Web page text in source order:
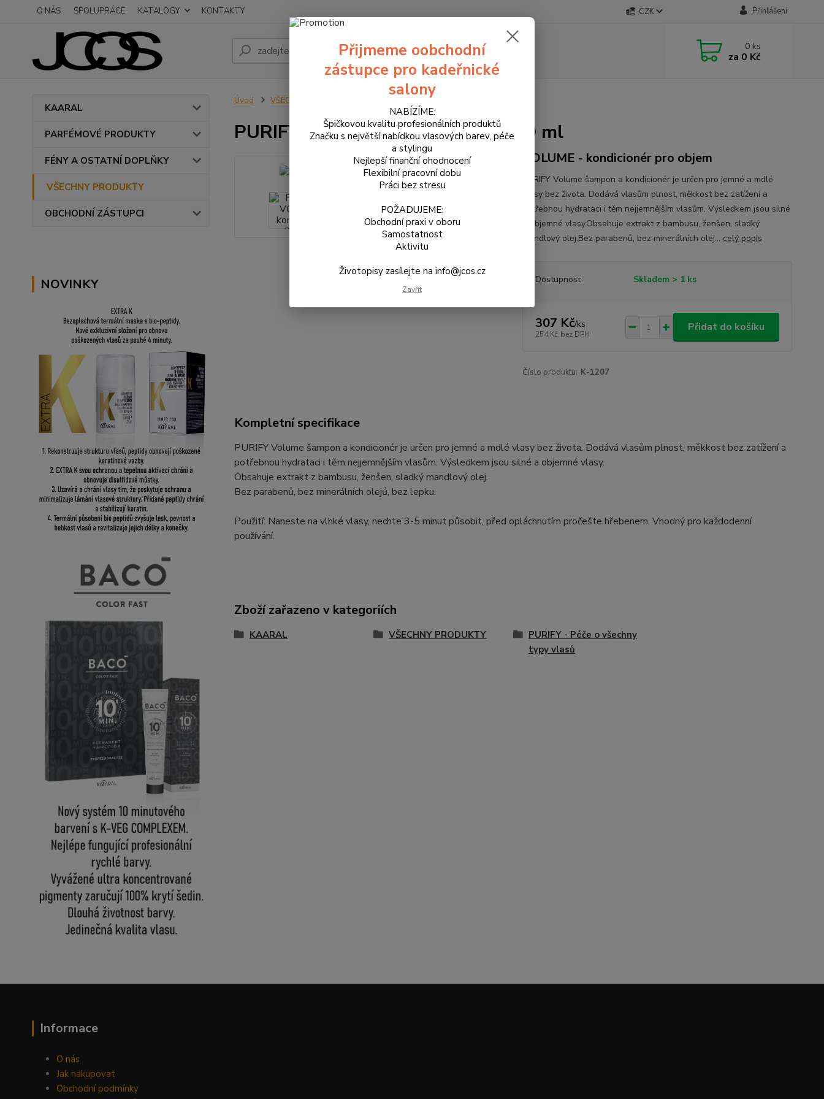
O NÁS SPOLUPRÁCE KATALOGY KONTAKTY CZK Přihlášení
Hledat 0 ks
za 0 Kč
KAARAL
PARFÉMOVÉ PRODUKTY
FÉNY A OSTATNÍ DOPLŇKY
VŠECHNY PRODUKTY
OBCHODNÍ ZÁSTUPCI
NOVINKY
Úvod VŠECHNY PRODUKTY PURIFY - VOLUME kondicionér 250 ml
PURIFY - VOLUME kondicionér 250 ml
VOLUME - kondicionér pro objem
PURIFY Volume šampon a kondicionér je určen pro jemné a mdlé
vlasy bez života. Dodává vlasům plnost, měkkost bez zatížení a
potřebnou hydrataci i těm nejjemnějším vlasům. Výsledkem jsou silné
a objemné vlasy.Obsahuje extrakt z bambusu, ženšen, sladký
mandlový olej.Bez parabenů, bez minerálních olej... celý popis
Dostupnost Skladem > 1 ks
307 Kč/ks
254 Kč bez DPH
Přidat do košíku
Číslo produktu: K-1207
Kompletní specifikace
PURIFY Volume šampon a kondicionér je určen pro jemné a mdlé vlasy bez života. Dodává vlasům plnost, měkkost bez zatížení a
potřebnou hydrataci i těm nejjemnějším vlasům. Výsledkem jsou silné a objemné vlasy.
Obsahuje extrakt z bambusu, ženšen, sladký mandlový olej.
Bez parabenů, bez minerálních olejů, bez lepku.
Použití: Naneste na vlhké vlasy, nechte 3-5 minut působit, před opláchnutím pročešte hřebenem. Vhodný pro každodenní
používání.
Zboží zařazeno v kategoriích
KAARAL VŠECHNY PRODUKTY
PURIFY - Péče o všechny
typy vlasů
Informace
O nás
Jak nakupovat
Obchodní podmínky
Přijmeme oobchodní
zástupce pro kadeřnické
salony
NABÍZÍME:
Špičkovou kvalitu profesionálních produktů
Značku s největší nabídkou vlasových barev, péče
a stylingu
Nejlepší finanční ohodnocení
Flexibilní pracovní dobu
Práci bez stresu
POŽADUJEME:
Obchodní praxi v oboru
Samostatnost
Aktivitu
Životopisy zasílejte na info@jcos.cz
Zavřít